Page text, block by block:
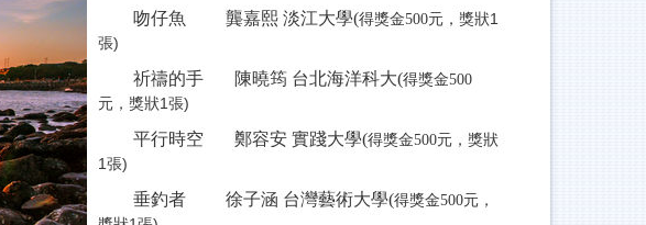
吻仔魚 龔嘉熙 淡江大學(得獎金500元，獎狀1
張)
祈禱的手 陳曉筠 台北海洋科大(得獎金500
元，獎狀1張)
平行時空 鄭容安 實踐大學(得獎金500元，獎狀
1張)
垂釣者 徐子涵 台灣藝術大學(得獎金500元，